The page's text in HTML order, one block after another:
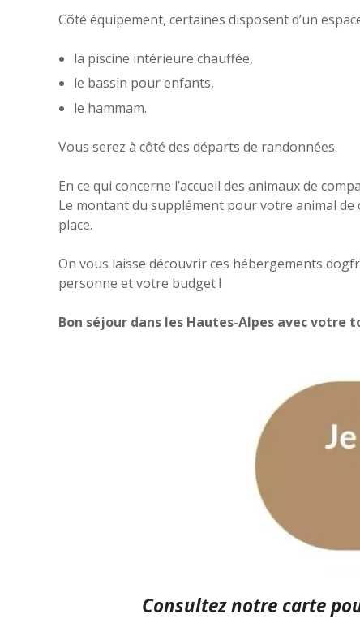
Côté équipement, certaines disposent d’un
la piscine intérieure chauffée,
le bassin pour enfants,
le hammam.
Vous serez à côté des départs de randonnées.
En ce qui concerne l’accueil des animaux de
Le montant du supplément pour votre animal de
place.
On vous laisse découvrir ces hébergements
personne et votre budget !
Bon séjour dans les Hautes-Alpes avec votre
Consultez notre carte